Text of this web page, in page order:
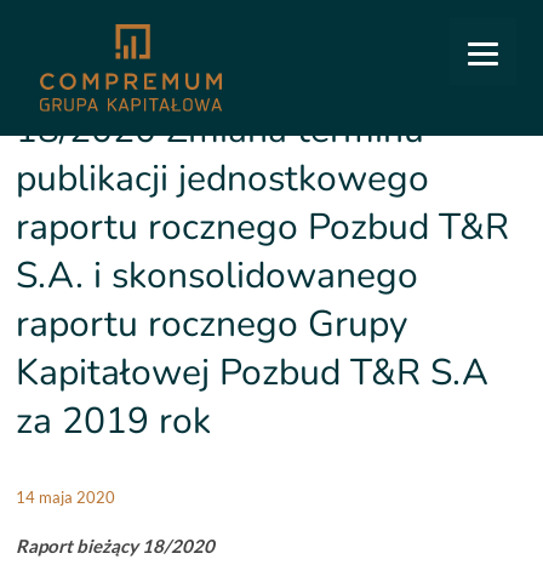
Relacje inwestorskie
jednostkowego raportu rocznego Pozbud T&R S.A. i skonsolidowanego raportu rocznego
Grupy Kapitałowej Pozbud T&R S.A za 2019 rok
18/2020 Zmiana terminu
publikacji jednostkowego
raportu rocznego Pozbud T&R
S.A. i skonsolidowanego
raportu rocznego Grupy
Kapitałowej Pozbud T&R S.A
za 2019 rok
14 maja 2020
Raport bieżący 18/2020